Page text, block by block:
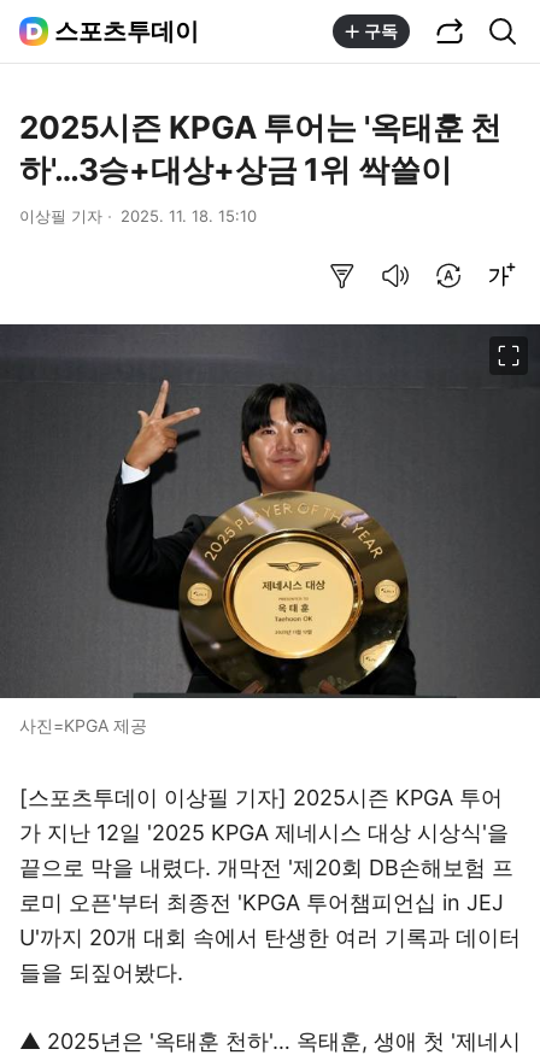
스포츠투데이 구독
2025시즌 KPGA 투어는 '옥태훈 천
하'…3승+대상+상금 1위 싹쓸이
이상필 기자 2025. 11. 18. 15:10
사진=KPGA 제공
[스포츠투데이 이상필 기자] 2025시즌 KPGA 투어
가 지난 12일 '2025 KPGA 제네시스 대상 시상식'을
끝으로 막을 내렸다. 개막전 '제20회 DB손해보험 프
로미 오픈'부터 최종전 'KPGA 투어챔피언십 in JEJ
U'까지 20개 대회 속에서 탄생한 여러 기록과 데이터
들을 되짚어봤다.
▲ 2025년은 '옥태훈 천하'… 옥태훈, 생애 첫 '제네시